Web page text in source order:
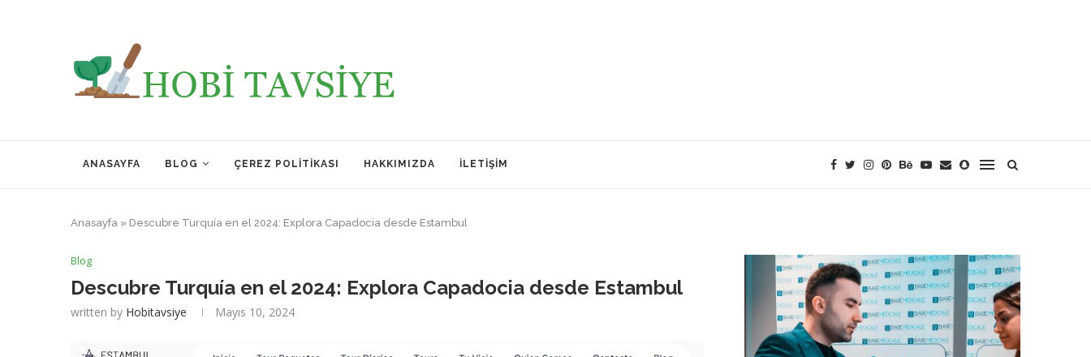
ANASAYFA BLOG ÇEREZ POLITIKASI HAKKIMIZDA İLETIŞIM
Anasayfa » Descubre Turquía en el 2024: Explora Capadocia desde Estambul
Blog
Descubre Turquía en el 2024: Explora Capadocia desde Estambul
written by Hobitavsiye Mayıs 10, 2024